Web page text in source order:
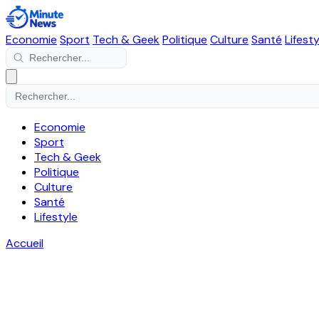
Economie Sport Tech & GeekPolitique Culture Santé
Economie
Sport
Tech & Geek
Politique
Culture
Santé
Lifestyle
Accueil